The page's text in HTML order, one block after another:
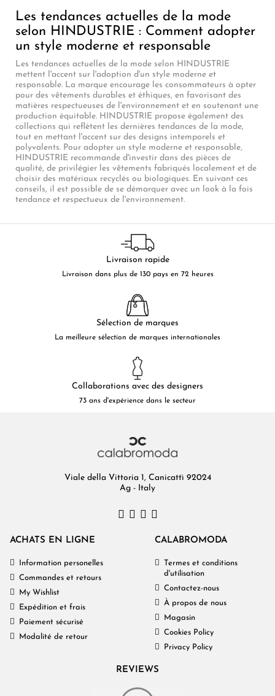
Les tendances actuelles de la mode
selon HINDUSTRIE : Comment adopter
un style moderne et responsable
Les tendances actuelles de la mode selon HINDUSTRIE
mettent l'accent sur l'adoption d'un style moderne et
responsable. La marque encourage les consommateurs à opter
pour des vêtements durables et éthiques, en favorisant des
matières respectueuses de l'environnement et en soutenant une
production équitable. HINDUSTRIE propose également des
collections qui reflètent les dernières tendances de la mode,
tout en mettant l'accent sur des designs intemporels et
polyvalents. Pour adopter un style moderne et responsable,
HINDUSTRIE recommande d'investir dans des pièces de
qualité, de privilégier les vêtements fabriqués localement et de
choisir des matériaux recyclés ou biologiques. En suivant ces
conseils, il est possible de se démarquer avec un look à la fois
tendance et respectueux de l'environnement.
Livraison rapide
Livraison dans plus de 130 pays en 72 heures
Sélection de marques
La meilleure sélection de marques internationales
Collaborations avec des designers
73 ans d'expérience dans le secteur
Viale della Vittoria 1, Canicattì 92024
Ag - Italy
ACHATS EN LIGNE
Information personelles
Commandes et retours
My Wishlist
Expédition et frais
Paiement sécurisé
Modalité de retour
CALABROMODA
Termes et conditions
d'utilisation
Contactez-nous
À propos de nous
Magasin
Cookies Policy
Privacy Policy
REVIEWS